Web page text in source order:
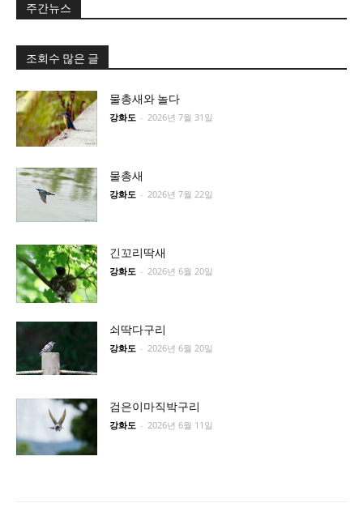
주간뉴스
조회수 많은 글
물총새와 놀다
강화도 - 2026년 7월 31일
물총새
강화도 - 2026년 7월 22일
긴꼬리딱새
강화도 - 2026년 6월 20일
쇠딱다구리
강화도 - 2026년 6월 20일
검은이마직박구리
강화도 - 2026년 6월 11일